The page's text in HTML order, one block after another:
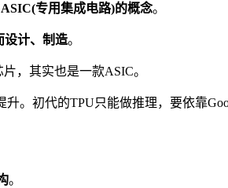
ASIC(专用集成电路)的概念。
设计、制造。
，其实也是一款ASIC。
。初代的TPU只能做推理，要依靠
。